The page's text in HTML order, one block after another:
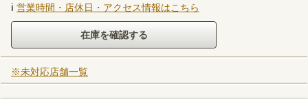
ℹ 営業時間・店休日・アクセス情報はこちら
※未対応店舗一覧